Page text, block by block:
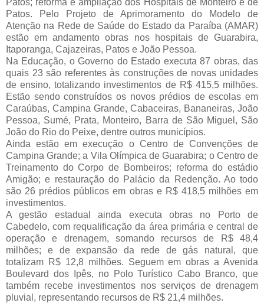
Patos. Pelo Projeto de Aprimoramento do Modelo de
Atenção na Rede de Saúde do Estado da Paraíba (AMAR)
estão em andamento obras nos hospitais de Guarabira,
Itaporanga, Cajazeiras, Patos e João Pessoa.
Na Educação, o Governo do Estado executa 87 obras, das
quais 23 são referentes às construções de novas unidades
de ensino, totalizando investimentos de R$ 415,5 milhões.
Estão sendo construídos os novos prédios de escolas em
Caraúbas, Campina Grande, Cabaceiras, Bananeiras, João
Pessoa, Sumé, Prata, Monteiro, Barra de São Miguel, São
João do Rio do Peixe, dentre outros municípios.
Ainda estão em execução o Centro de Convenções de
Campina Grande; a Vila Olímpica de Guarabira; o Centro de
Treinamento do Corpo de Bombeiros; reforma do estádio
Amigão; e restauração do Palácio da Redenção. Ao todo
são 26 prédios públicos em obras e R$ 418,5 milhões em
investimentos.
A gestão estadual ainda executa obras no Porto de
Cabedelo, com requalificação da área primária e central de
operação e drenagem, somando recursos de R$ 48,4
milhões; e de expansão da rede de gás natural, que
totalizam R$ 12,8 milhões. Seguem em obras a Avenida
Boulevard dos Ipês, no Polo Turístico Cabo Branco, que
também recebe investimentos nos serviços de drenagem
pluvial, representando recursos de R$ 21,4 milhões.